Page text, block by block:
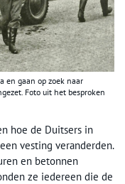
en gaan op zoek naar
Foto uit het besproken
hoe de Duitsers in
vesting veranderden.
en betonnen
ze iedereen die de